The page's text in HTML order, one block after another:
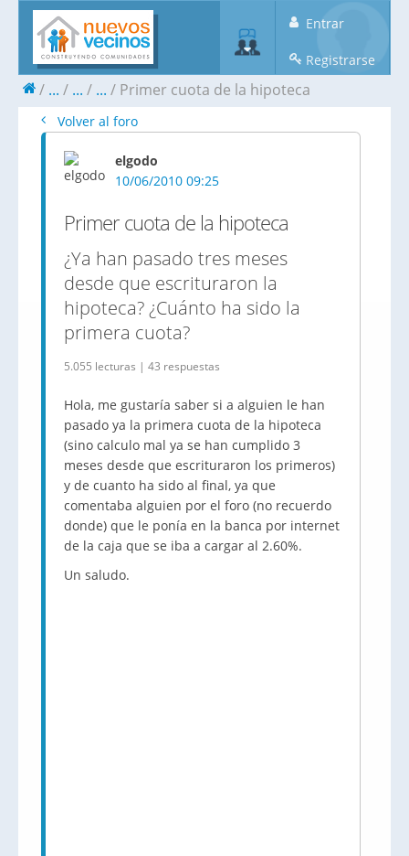
Entrar
Registrarse
... ... ... Primer cuota de la hipoteca
Volver al foro
elgodo
10/06/2010 09:25
Primer cuota de la hipoteca
¿Ya han pasado tres meses
desde que escrituraron la
hipoteca? ¿Cuánto ha sido la
primera cuota?
5.055 lecturas | 43 respuestas
Hola, me gustaría saber si a alguien le han
pasado ya la primera cuota de la hipoteca
(sino calculo mal ya se han cumplido 3
meses desde que escrituraron los primeros)
y de cuanto ha sido al final, ya que
comentaba alguien por el foro (no recuerdo
donde) que le ponía en la banca por internet
de la caja que se iba a cargar al 2.60%.
Un saludo.